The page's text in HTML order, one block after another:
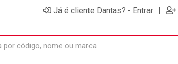
Já é cliente Dantas? - Entrar |